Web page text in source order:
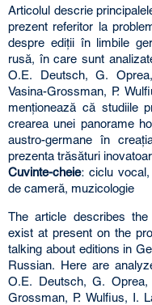
Articolul descrie
prezent referitor la
despre ediţii în limbile
rusă, în care sunt
O.E. Deutsch, G.
Vasina-Grossman, P.
menţionează că studiile
crearea unei panorame
austro-germane în
prezenta trăsături
Cuvinte-cheie: ciclu
de cameră, muzicologie
The article describes
exist at present on the
talking about editions in
Russian. Here are
O.E. Deutsch, G. Oprea,
Grossman, P. Wulfius, I.